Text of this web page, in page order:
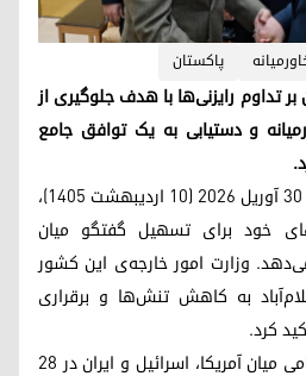
پاکستان
تداوم رایزنی‌ها با هدف جلوگیری از
و دستیابی به یک توافق جامع
دولت پاکستان روز پنجشنبه ۳۰ آوریل ۲۰۲۶ (۱۰ اردیبهشت ۱۴۰۵)،
خود برای تسهیل گفتگو میان
وزارت امور خارجه‌ی این کشور
به کاهش تنش‌ها و برقراری
کرد.
پس از آغاز درگیری‌های نظامی میان آمریکا، اسرائیل و ایران در ۲۸